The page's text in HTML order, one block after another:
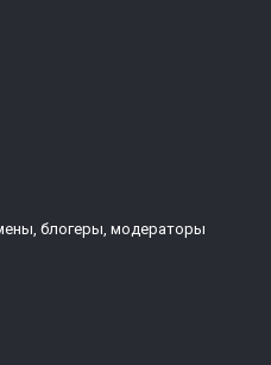
блогеры, модераторы